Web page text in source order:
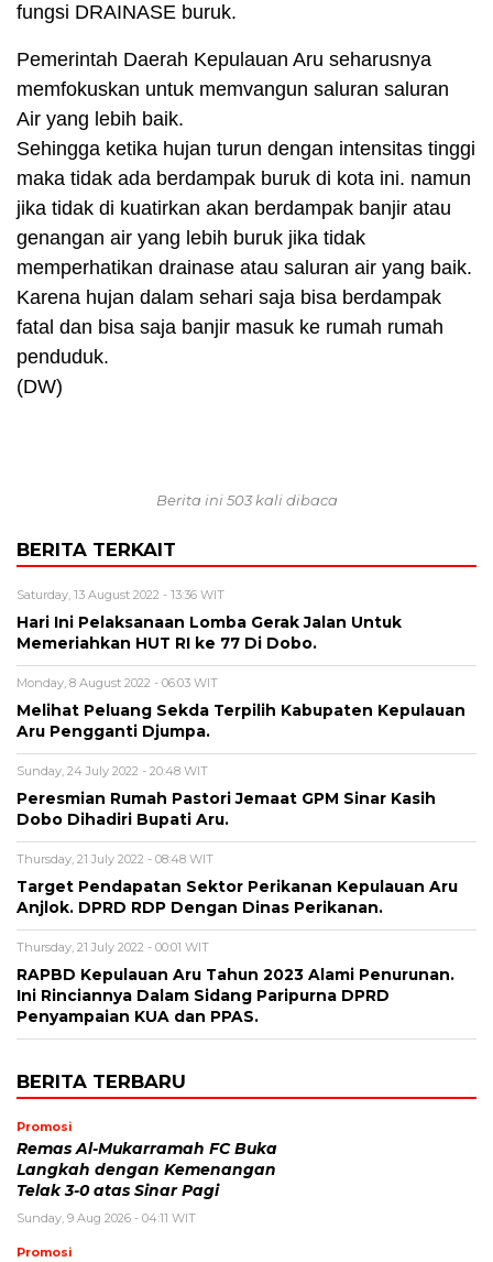
fungsi DRAINASE buruk.
Pemerintah Daerah Kepulauan Aru seharusnya
memfokuskan untuk memvangun saluran saluran
Air yang lebih baik.
Sehingga ketika hujan turun dengan intensitas tinggi
maka tidak ada berdampak buruk di kota ini. namun
jika tidak di kuatirkan akan berdampak banjir atau
genangan air yang lebih buruk jika tidak
memperhatikan drainase atau saluran air yang baik.
Karena hujan dalam sehari saja bisa berdampak
fatal dan bisa saja banjir masuk ke rumah rumah
penduduk.
(DW)
Berita ini 503 kali dibaca
BERITA TERKAIT
Saturday, 13 August 2022 - 13:36 WIT
Hari Ini Pelaksanaan Lomba Gerak Jalan Untuk
Memeriahkan HUT RI ke 77 Di Dobo.
Monday, 8 August 2022 - 06:03 WIT
Melihat Peluang Sekda Terpilih Kabupaten Kepulauan
Aru Pengganti Djumpa.
Sunday, 24 July 2022 - 20:48 WIT
Peresmian Rumah Pastori Jemaat GPM Sinar Kasih
Dobo Dihadiri Bupati Aru.
Thursday, 21 July 2022 - 08:48 WIT
Target Pendapatan Sektor Perikanan Kepulauan Aru
Anjlok. DPRD RDP Dengan Dinas Perikanan.
Thursday, 21 July 2022 - 00:01 WIT
RAPBD Kepulauan Aru Tahun 2023 Alami Penurunan.
Ini Rinciannya Dalam Sidang Paripurna DPRD
Penyampaian KUA dan PPAS.
BERITA TERBARU
Promosi
Remas Al-Mukarramah FC Buka
Langkah dengan Kemenangan
Telak 3-0 atas Sinar Pagi
Sunday, 9 Aug 2026 - 04:11 WIT
Promosi